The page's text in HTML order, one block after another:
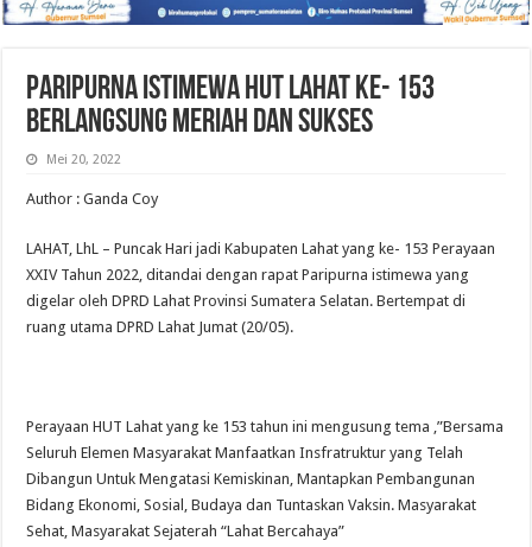
Paripurna Istimewa HUT Lahat Ke- 153
Berlangsung Meriah dan Sukses
Mei 20, 2022
Author : Ganda Coy
LAHAT, LhL – Puncak Hari jadi Kabupaten Lahat yang ke- 153 Perayaan
XXIV Tahun 2022, ditandai dengan rapat Paripurna istimewa yang
digelar oleh DPRD Lahat Provinsi Sumatera Selatan. Bertempat di
ruang utama DPRD Lahat Jumat (20/05).
Perayaan HUT Lahat yang ke 153 tahun ini mengusung tema ,”Bersama
Seluruh Elemen Masyarakat Manfaatkan Insfratruktur yang Telah
Dibangun Untuk Mengatasi Kemiskinan, Mantapkan Pembangunan
Bidang Ekonomi, Sosial, Budaya dan Tuntaskan Vaksin. Masyarakat
Sehat, Masyarakat Sejaterah “Lahat Bercahaya”